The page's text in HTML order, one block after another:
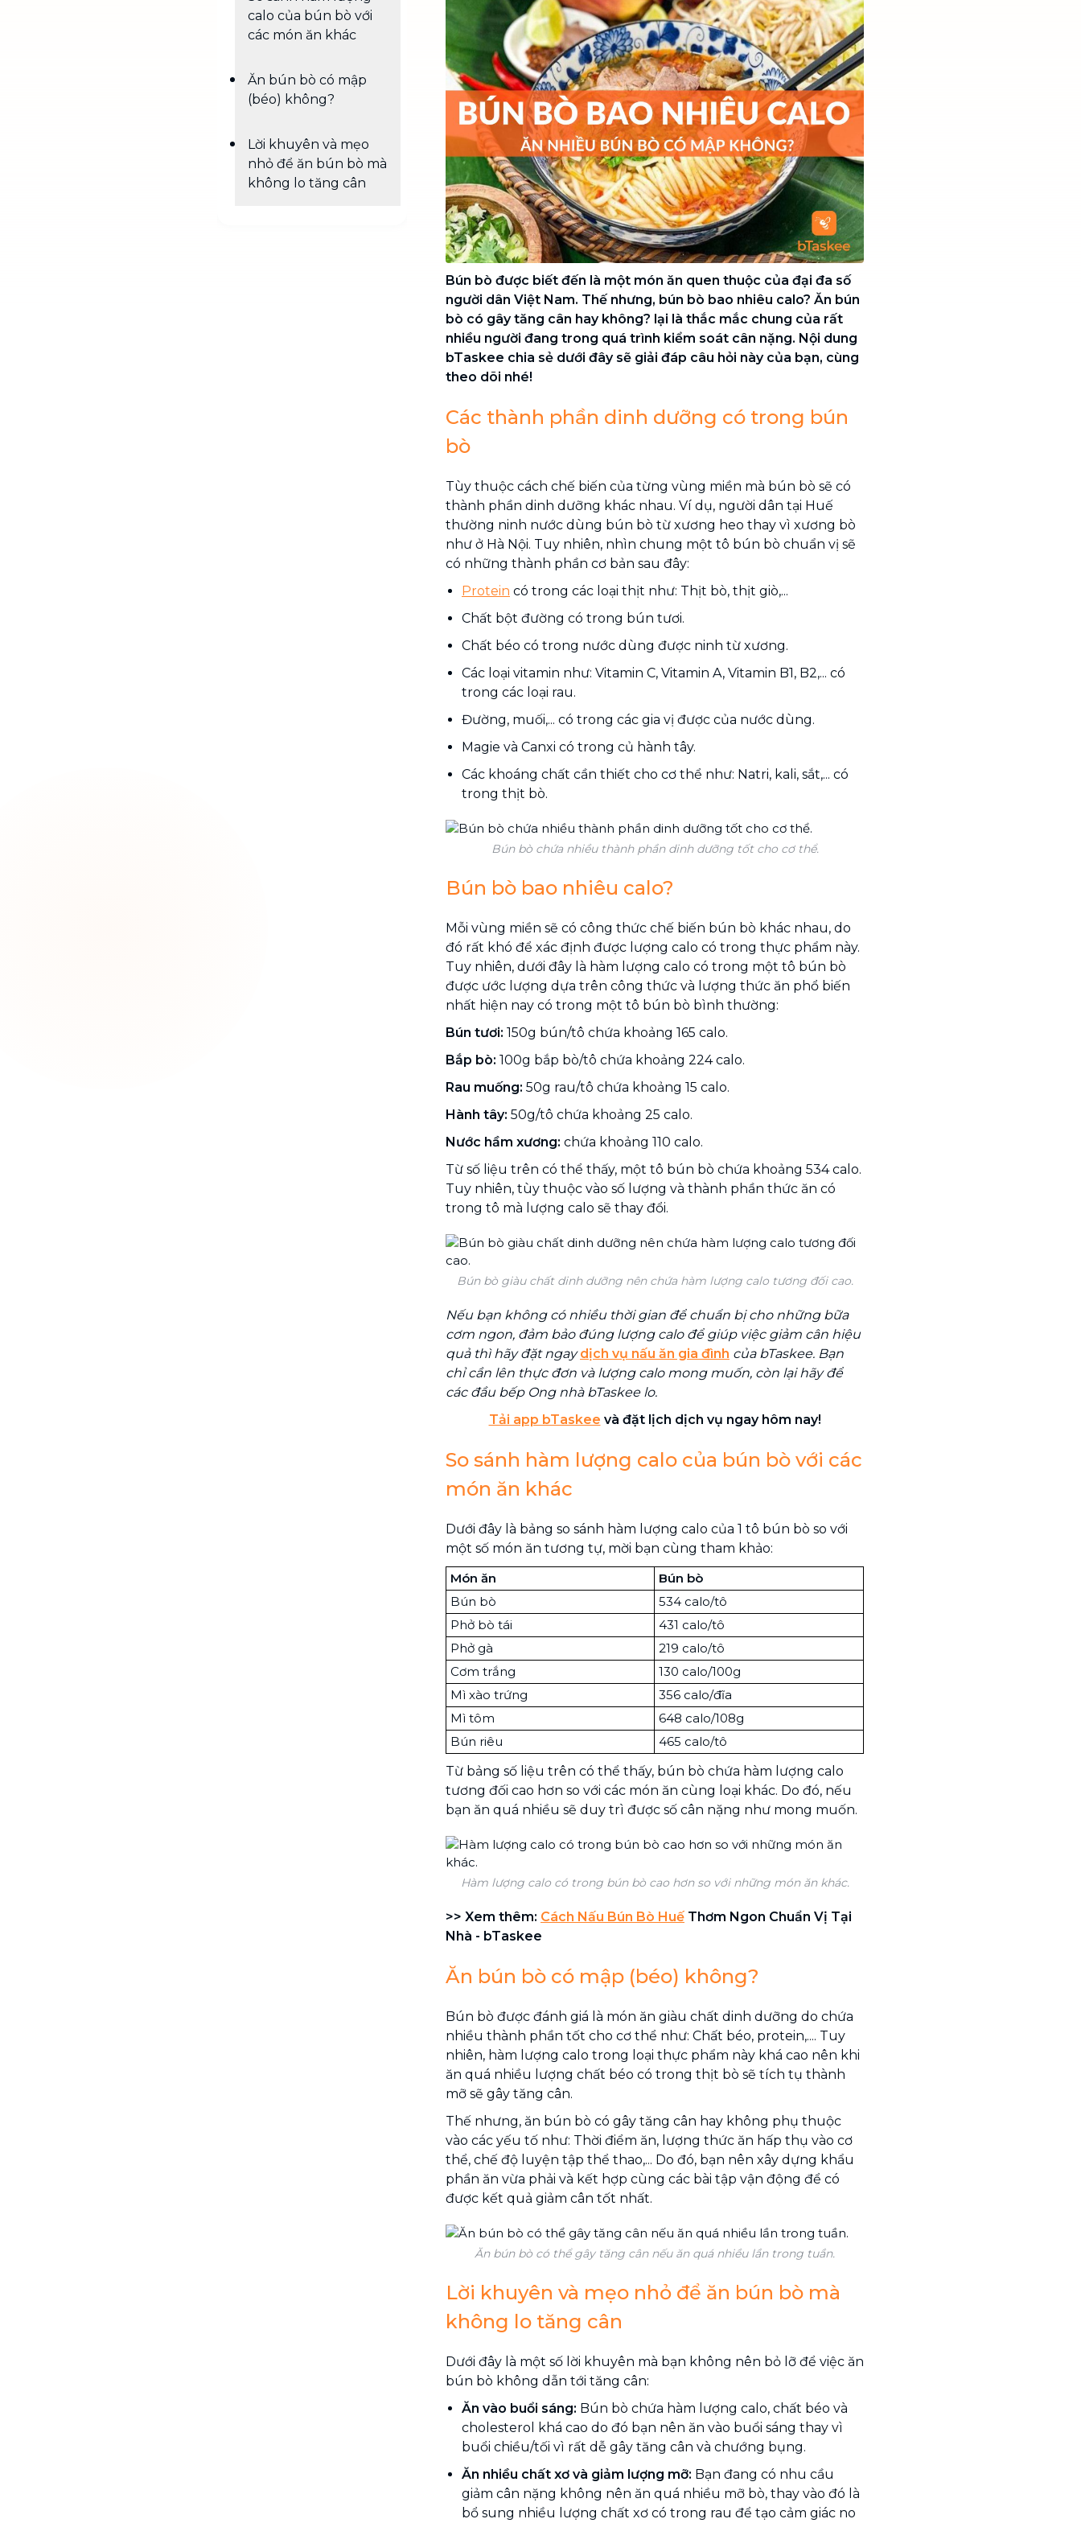
Chuyển nhà trọn gói, không lo dọn
dẹp nơi đi nơi đến
Vệ sinh công nghiệp NEW
Vệ sinh chuyên nghiệp cho văn
phòng, nhà xưởng, công trình lớn
calo của bún bò với
các món ăn khác
Ăn bún bò có mập
(béo) không?
Lời khuyên và mẹo
nhỏ để ăn bún bò mà
không lo tăng cân
Bún bò được biết đến là một món ăn quen thuộc của đại đa số
người dân Việt Nam. Thế nhưng, bún bò bao nhiêu calo? Ăn bún
bò có gây tăng cân hay không? lại là thắc mắc chung của rất
nhiều người đang trong quá trình kiểm soát cân nặng. Nội dung
bTaskee chia sẻ dưới đây sẽ giải đáp câu hỏi này của bạn, cùng
theo dõi nhé!
Các thành phần dinh dưỡng có trong bún
bò
Tùy thuộc cách chế biến của từng vùng miền mà bún bò sẽ có
thành phần dinh dưỡng khác nhau. Ví dụ, người dân tại Huế
thường ninh nước dùng bún bò từ xương heo thay vì xương bò
như ở Hà Nội. Tuy nhiên, nhìn chung một tô bún bò chuẩn vị sẽ
có những thành phần cơ bản sau đây:
Protein có trong các loại thịt như: Thịt bò, thịt giò,...
Chất bột đường có trong bún tươi.
Chất béo có trong nước dùng được ninh từ xương.
Các loại vitamin như: Vitamin C, Vitamin A, Vitamin B1, B2,... có
trong các loại rau.
Đường, muối,... có trong các gia vị được của nước dùng.
Magie và Canxi có trong củ hành tây.
Các khoáng chất cần thiết cho cơ thể như: Natri, kali, sắt,... có
trong thịt bò.
Bún bò chứa nhiều thành phần dinh dưỡng tốt cho cơ thể.
Bún bò bao nhiêu calo?
Mỗi vùng miền sẽ có công thức chế biến bún bò khác nhau, do
đó rất khó để xác định được lượng calo có trong thực phẩm này.
Tuy nhiên, dưới đây là hàm lượng calo có trong một tô bún bò
được ước lượng dựa trên công thức và lượng thức ăn phổ biến
nhất hiện nay có trong một tô bún bò bình thường:
Bún tươi: 150g bún/tô chứa khoảng 165 calo.
Bắp bò: 100g bắp bò/tô chứa khoảng 224 calo.
Rau muống: 50g rau/tô chứa khoảng 15 calo.
Hành tây: 50g/tô chứa khoảng 25 calo.
Nước hầm xương: chứa khoảng 110 calo.
Từ số liệu trên có thể thấy, một tô bún bò chứa khoảng 534 calo.
Tuy nhiên, tùy thuộc vào số lượng và thành phần thức ăn có
trong tô mà lượng calo sẽ thay đổi.
Bún bò giàu chất dinh dưỡng nên chứa hàm lượng calo tương đối cao.
Nếu bạn không có nhiều thời gian để chuẩn bị cho những bữa
cơm ngon, đảm bảo đúng lượng calo để giúp việc giảm cân hiệu
quả thì hãy đặt ngaydịch vụ nấu ăn gia đình của bTaskee. Bạn
chỉ cần lên thực đơn và lượng calo mong muốn, còn lại hãy để
các đầu bếp Ong nhà bTaskee lo.
Tải app bTaskee và đặt lịch dịch vụ ngay hôm nay!
So sánh hàm lượng calo của bún bò với các
món ăn khác
Dưới đây là bảng so sánh hàm lượng calo của 1 tô bún bò so với
một số món ăn tương tự, mời bạn cùng tham khảo:
Món ăn
Bún bò
Bún bò
534 calo/tô
Phở bò tái
431 calo/tô
Phở gà
219 calo/tô
Cơm trắng
130 calo/100g
Mì xào trứng
356 calo/đĩa
Mì tôm
648 calo/108g
Bún riêu
465 calo/tô
Từ bảng số liệu trên có thể thấy, bún bò chứa hàm lượng calo
tương đối cao hơn so với các món ăn cùng loại khác. Do đó, nếu
bạn ăn quá nhiều sẽ duy trì được số cân nặng như mong muốn.
Hàm lượng calo có trong bún bò cao hơn so với những món ăn khác.
>> Xem thêm: Cách Nấu Bún Bò HuếThơm Ngon Chuẩn Vị Tại
Nhà - bTaskee
Ăn bún bò có mập (béo) không?
Bún bò được đánh giá là món ăn giàu chất dinh dưỡng do chứa
nhiều thành phần tốt cho cơ thể như: Chất béo, protein,.... Tuy
nhiên, hàm lượng calo trong loại thực phẩm này khá cao nên khi
ăn quá nhiều lượng chất béo có trong thịt bò sẽ tích tụ thành
mỡ sẽ gây tăng cân.
Thế nhưng, ăn bún bò có gây tăng cân hay không phụ thuộc
vào các yếu tố như: Thời điểm ăn, lượng thức ăn hấp thụ vào cơ
thể, chế độ luyện tập thể thao,... Do đó, bạn nên xây dựng khẩu
phần ăn vừa phải và kết hợp cùng các bài tập vận động để có
được kết quả giảm cân tốt nhất.
Ăn bún bò có thể gây tăng cân nếu ăn quá nhiều lần trong tuần.
Lời khuyên và mẹo nhỏ để ăn bún bò mà
không lo tăng cân
Dưới đây là một số lời khuyên mà bạn không nên bỏ lỡ để việc ăn
bún bò không dẫn tới tăng cân:
Ăn vào buổi sáng: Bún bò chứa hàm lượng calo, chất béo và
cholesterol khá cao do đó bạn nên ăn vào buổi sáng thay vì
buổi chiều/tối vì rất dễ gây tăng cân và chướng bụng.
Ăn nhiều chất xơ và giảm lượng mỡ: Bạn đang có nhu cầu
giảm cân nặng không nên ăn quá nhiều mỡ bò, thay vào đó là
bổ sung nhiều lượng chất xơ có trong rau để tạo cảm giác no